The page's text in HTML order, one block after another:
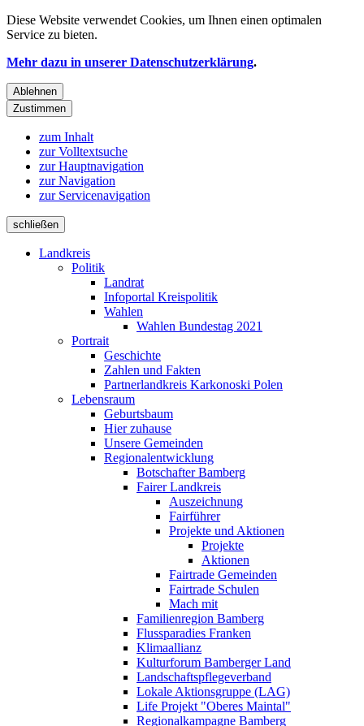
Diese Website verwendet Cookies, um Ihnen einen optimalen
Service zu bieten.
Mehr dazu in unserer Datenschutzerklärung.
Ablehnen
Zustimmen
zum Inhalt
zur Volltextsuche
zur Hauptnavigation
zur Navigation
zur Servicenavigation
schließen
Landkreis
Politik
Landrat
Infoportal Kreispolitik
Wahlen
Wahlen Bundestag 2021
Portrait
Geschichte
Zahlen und Fakten
Partnerlandkreis Karkonoski Polen
Lebensraum
Geburtsbaum
Hier zuhause
Unsere Gemeinden
Regionalentwicklung
Botschafter Bamberg
Fairer Landkreis
Auszeichnung
Fairführer
Projekte und Aktionen
Projekte
Aktionen
Fairtrade Gemeinden
Fairtrade Schulen
Mach mit
Familienregion Bamberg
Flussparadies Franken
Klimaallianz
Kulturforum Bamberger Land
Landschaftspflegeverband
Lokale Aktionsgruppe (LAG)
Life Projekt "Oberes Maintal"
Regionalkampagne Bamberg